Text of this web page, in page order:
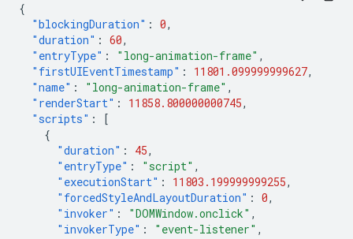
{
"blockingDuration" : 0,
"duration" : 60,
"entryType" : "long-animation-frame" ,
"firstUIEventTimestamp" : 11801.099999999627,
"name" : "long-animation-frame" ,
"renderStart" : 11858.800000000745,
"scripts" :
[
{
"duration" : 45,
"entryType" : "script" ,
"executionStart" : 11803.199999999255,
"forcedStyleAndLayoutDuration" : 0,
"invoker" : "DOMWindow.onclick" ,
"invokerType" : "event-listener" ,